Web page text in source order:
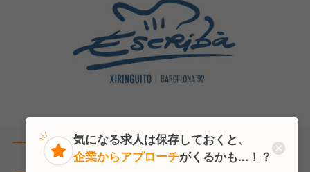
直近2人がこの求人を検討中
気になる求人は保存しておくと、
企業からアプローチがくるかも...！？